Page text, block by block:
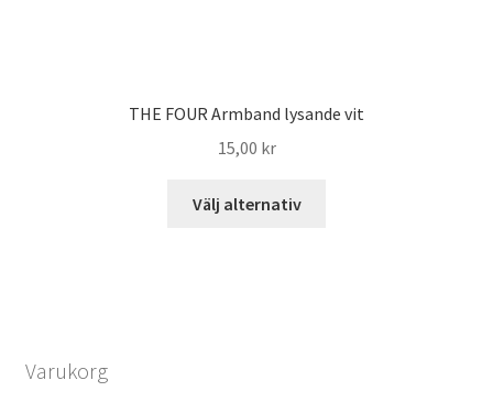
THE FOUR Armband lysande vit
15,00 kr
Välj alternativ
Varukorg